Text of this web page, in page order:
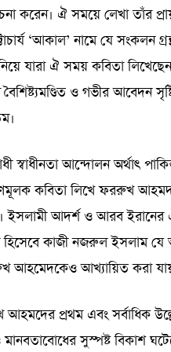
করেন। ঐ সময়ে লেখা তাঁর
‘আকাল’ নামে যে সংকলন
নিয়ে যারা ঐ সময় কবিতা
বৈশিষ্ট্যমণ্ডিত ও গভীর আবেদন
স্বাধীনতা আন্দোলন অর্থাৎ
কবিতা লিখে ফররুখ আহমদ
ইসলামী আদর্শ ও আরব
কাজী নজরুল ইসলাম যে
আহমেদকেও আখ্যায়িত করা
প্রথম এবং সর্বাধিক
সুস্পষ্ট বিকাশ